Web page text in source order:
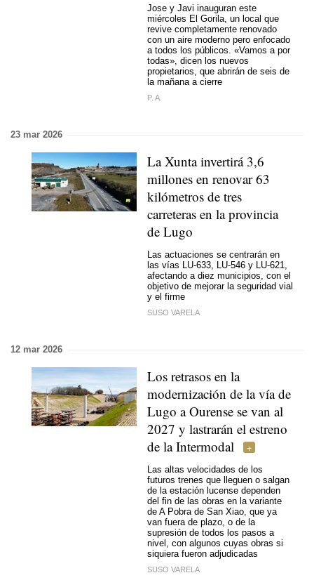
Jose y Javi inauguran este
miércoles El Gorila, un local que
revive completamente renovado
con un aire moderno pero enfocado
a todos los públicos. «Vamos a por
todas», dicen los nuevos
propietarios, que abrirán de seis de
la mañana a cierre
P. A.
23 mar 2026
La Xunta invertirá 3,6
millones en renovar 63
kilómetros de tres
carreteras en la provincia
de Lugo
Las actuaciones se centrarán en
las vías LU-633, LU-546 y LU-621,
afectando a diez municipios, con el
objetivo de mejorar la seguridad vial
y el firme
SUSO VARELA
12 mar 2026
Los retrasos en la
modernización de la vía de
Lugo a Ourense se van al
2027 y lastrarán el estreno
de la Intermodal
Las altas velocidades de los
futuros trenes que lleguen o salgan
de la estación lucense dependen
del fin de las obras en la variante
de A Pobra de San Xiao, que ya
van fuera de plazo, o de la
supresión de todos los pasos a
nivel, con algunos cuyas obras si
siquiera fueron adjudicadas
SUSO VARELA